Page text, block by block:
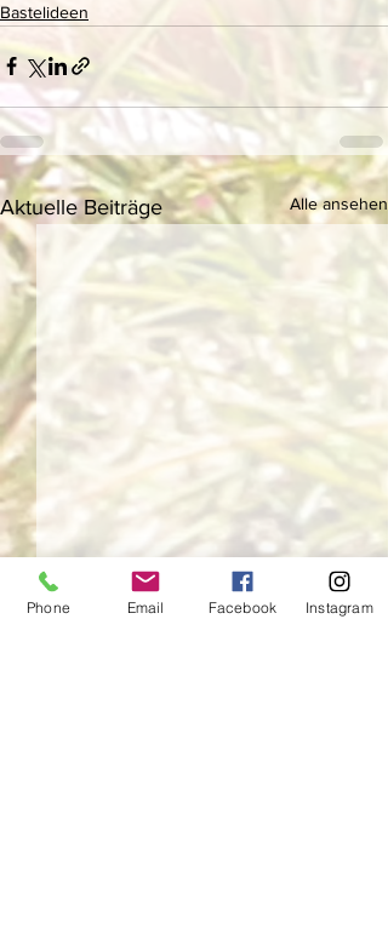
Bastelideen
Aktuelle Beiträge Alle ansehen
Phone Email Facebook Instagram